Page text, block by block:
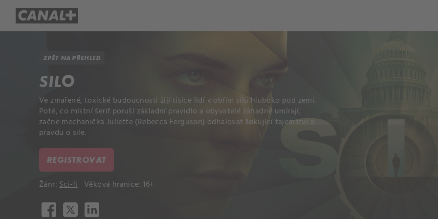
ZPĚT NA PŘEHLED
SILO
Ve zmařené, toxické budoucnosti žijí tisíce lidí v obřím silu hluboko pod zemí.
Poté, co místní šerif poruší základní pravidlo a obyvatelé záhadně umírají,
začne mechanička Juliette (Rebecca Ferguson) odhalovat šokující tajemství a
pravdu o sile.
REGISTROVAT
Žánr:Sci-fi Věková hranice: 16+